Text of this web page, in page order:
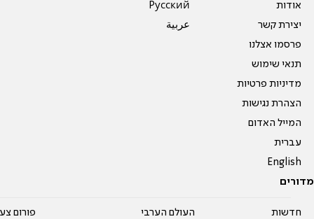
אודות
יצירת קשר
פרסמו אצלנו
תנאי שימוש
מדיניות פרטיות
הצהרת נגישות
המייל האדום
עברית
English
Pусский
عربية
מדורים
חדשות
העולם הערבי
פורום